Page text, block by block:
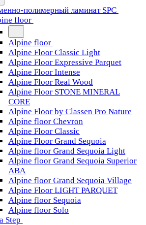
полимерный ламинат SPC
floor
Alpine floor
Alpine Floor Classic Light
Alpine Floor Expressive Parquet
Alpine Floor Intense
Alpine Floor Real Wood
Alpine Floor STONE MINERAL
CORE
Alpine Floor by Classen Pro Nature
Alpine floor Chevron
Alpine Floor Classic
Alpine Floor Grand Sequoia
Alpine floor Grand Sequoia Light
Alpine floor Grand Sequoia Superior
ABA
Alpine floor Grand Sequoia Village
Alpine Floor LIGHT PARQUET
Alpine floor Sequoia
Alpine floor Solo
Step